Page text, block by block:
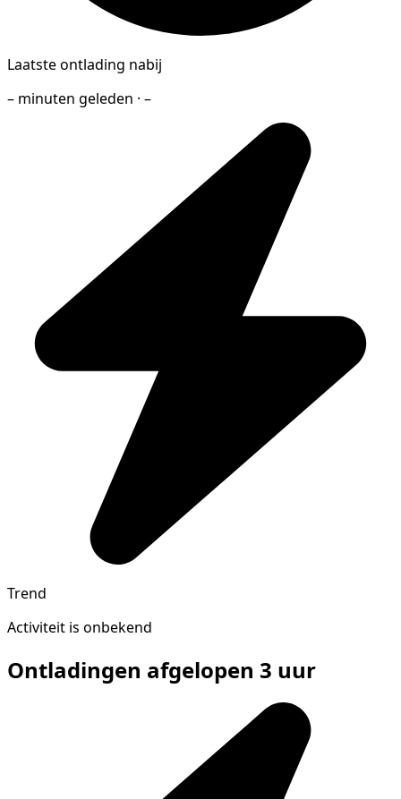
Laatste ontlading nabij
– minuten geleden · –
Trend
Activiteit is onbekend
Ontladingen afgelopen 3 uur